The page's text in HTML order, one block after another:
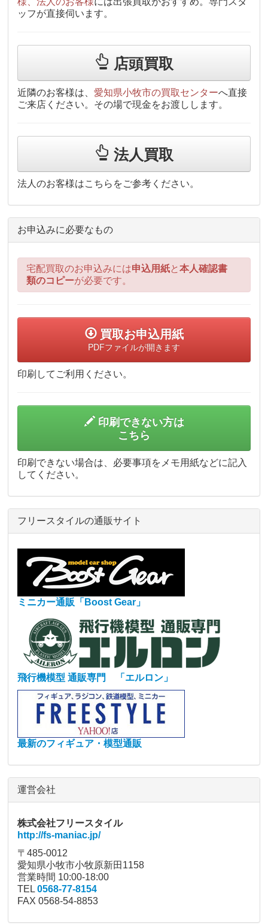
ッフが直接伺います。
店頭買取
近隣のお客様は、愛知県小牧市の買取センターへ直接
ご来店ください。その場で現金をお渡しします。
法人買取
法人のお客様はこちらをご参考ください。
お申込みに必要なもの
宅配買取のお申込みには申込用紙と本人確認書
類のコピーが必要です。
買取お申込用紙
PDFファイルが開きます
印刷してご利用ください。
印刷できない方は
こちら
印刷できない場合は、必要事項をメモ用紙などに記入
してください。
フリースタイルの通販サイト
ミニカー通販「Boost Gear」
飛行機模型 通販専門 「エルロン」
最新のフィギュア・模型通販
運営会社
株式会社フリースタイル
http://fs-maniac.jp/
〒485-0012
愛知県小牧市小牧原新田1158
営業時間 10:00-18:00
TEL0568-77-8154
FAX 0568-54-8853